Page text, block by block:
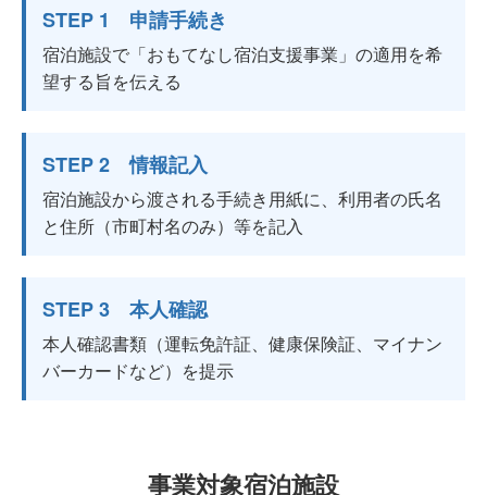
STEP 1 申請手続き
宿泊施設で「おもてなし宿泊支援事業」の適用を希
望する旨を伝える
STEP 2 情報記入
宿泊施設から渡される手続き用紙に、利用者の氏名
と住所（市町村名のみ）等を記入
STEP 3 本人確認
本人確認書類（運転免許証、健康保険証、マイナン
バーカードなど）を提示
事業対象宿泊施設